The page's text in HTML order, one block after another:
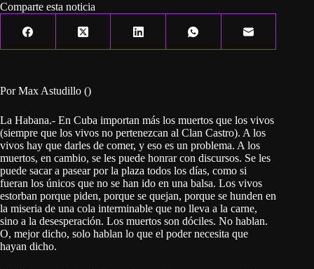
Comparte esta noticia
Por Max Astudillo ()
La Habana.- En Cuba importan más los muertos que los vivos
(siempre que los vivos no pertenezcan al Clan Castro). A los
vivos hay que darles de comer, y eso es un problema. A los
muertos, en cambio, se les puede honrar con discursos. Se les
puede sacar a pasear por la plaza todos los días, como si
fueran los únicos que no se han ido en una balsa. Los vivos
estorban porque piden, porque se quejan, porque se hunden en
la miseria de una cola interminable que no lleva a la carne,
sino a la desesperación. Los muertos son dóciles. No hablan.
O, mejor dicho, solo hablan lo que el poder necesita que
hayan dicho.